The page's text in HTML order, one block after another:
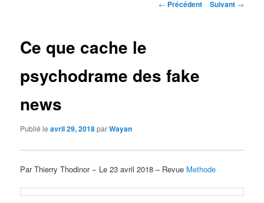
Navigation
← Précédent Suivant →
Ce que cache le
psychodrame des fake
news
Publié leavril 29, 2018parWayan
Par Thierry Thodinor − Le 23 avril 2018 – Revue Methode